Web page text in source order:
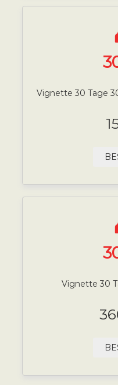
Vignette 30 Tage
Vignette 30